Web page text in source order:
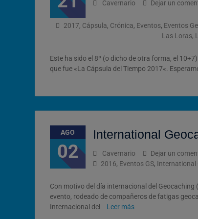
Cavernario Dejar un
2017, Cápsula, Crónica, Eventos, Eventos
Las Loras,
Este ha sido el 8º (o dicho de otra forma, el
que fue «La Cápsula del Tiempo 2017«.
AGO
02
International
Cavernario Dejar un
2016, Eventos GS, International
Con motivo del día internacional del
evento, rodeado de compañeros de fatigas
Internacional del
Leer más